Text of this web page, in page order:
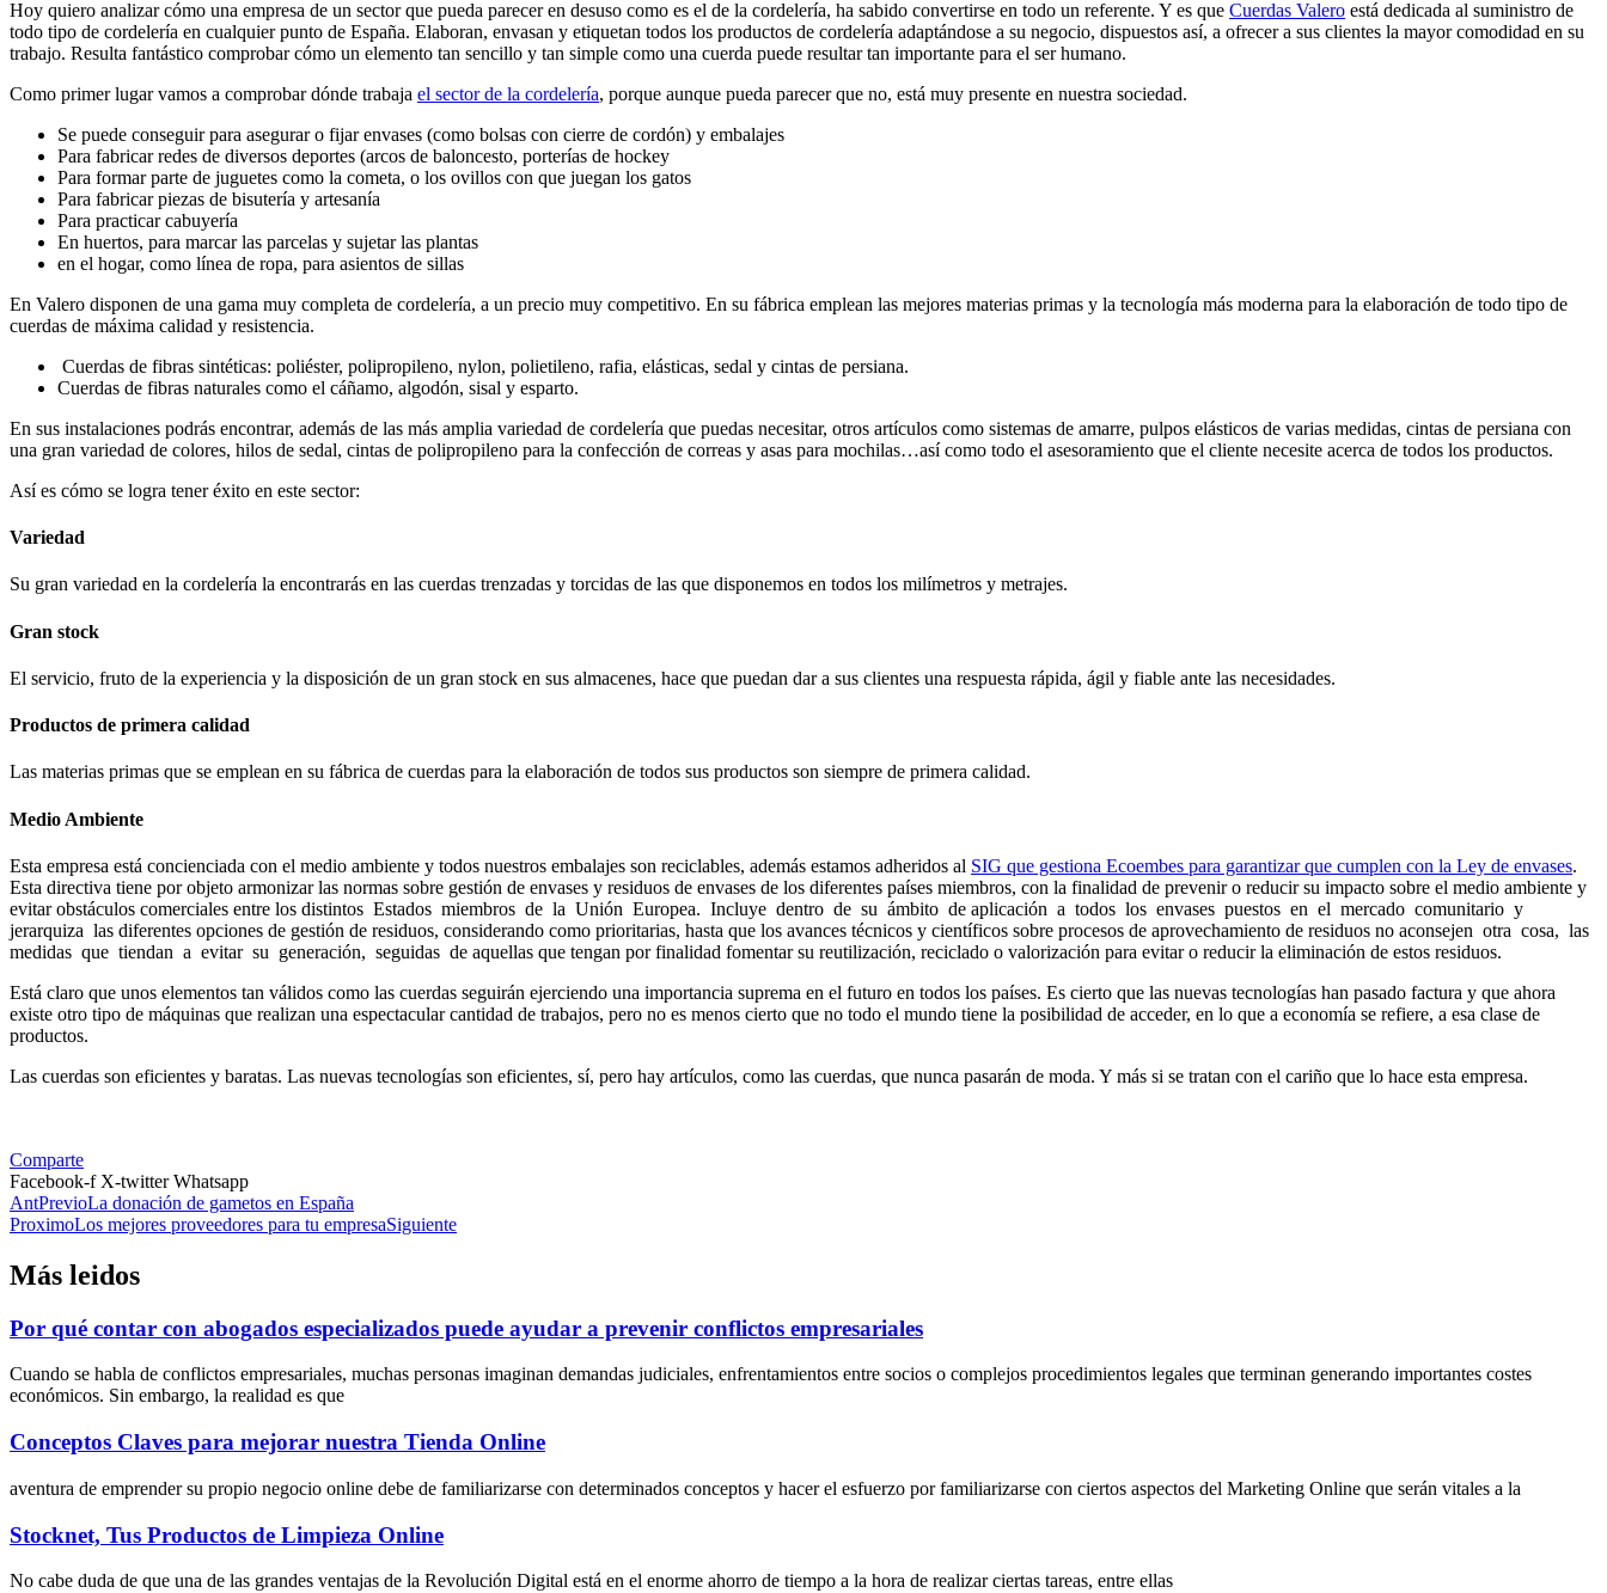
Hoy quiero analizar cómo una empresa de un sector que pueda parecer en desuso como es el de la cordelería, ha sabido convertirse en todo un referente. Y es que Cuerdas Valero está dedicada al suministro de
todo tipo de cordelería en cualquier punto de España. Elaboran, envasan y etiquetan todos los productos de cordelería adaptándose a su negocio, dispuestos así, a ofrecer a sus clientes la mayor comodidad en su
trabajo. Resulta fantástico comprobar cómo un elemento tan sencillo y tan simple como una cuerda puede resultar tan importante para el ser humano.
Como primer lugar vamos a comprobar dónde trabaja el sector de la cordelería, porque aunque pueda parecer que no, está muy presente en nuestra sociedad.
Se puede conseguir para asegurar o fijar envases (como bolsas con cierre de cordón) y embalajes
Para fabricar redes de diversos deportes (arcos de baloncesto, porterías de hockey
Para formar parte de juguetes como la cometa, o los ovillos con que juegan los gatos
Para fabricar piezas de bisutería y artesanía
Para practicar cabuyería
En huertos, para marcar las parcelas y sujetar las plantas
en el hogar, como línea de ropa, para asientos de sillas
En Valero disponen de una gama muy completa de cordelería, a un precio muy competitivo. En su fábrica emplean las mejores materias primas y la tecnología más moderna para la elaboración de todo tipo de
cuerdas de máxima calidad y resistencia.
Cuerdas de fibras sintéticas: poliéster, polipropileno, nylon, polietileno, rafia, elásticas, sedal y cintas de persiana.
Cuerdas de fibras naturales como el cáñamo, algodón, sisal y esparto.
En sus instalaciones podrás encontrar, además de las más amplia variedad de cordelería que puedas necesitar, otros artículos como sistemas de amarre, pulpos elásticos de varias medidas, cintas de persiana con
una gran variedad de colores, hilos de sedal, cintas de polipropileno para la confección de correas y asas para mochilas…así como todo el asesoramiento que el cliente necesite acerca de todos los productos.
Así es cómo se logra tener éxito en este sector:
Variedad
Su gran variedad en la cordelería la encontrarás en las cuerdas trenzadas y torcidas de las que disponemos en todos los milímetros y metrajes.
Gran stock
El servicio, fruto de la experiencia y la disposición de un gran stock en sus almacenes, hace que puedan dar a sus clientes una respuesta rápida, ágil y fiable ante las necesidades.
Productos de primera calidad
Las materias primas que se emplean en su fábrica de cuerdas para la elaboración de todos sus productos son siempre de primera calidad.
Medio Ambiente
Esta empresa está concienciada con el medio ambiente y todos nuestros embalajes son reciclables, además estamos adheridos al SIG que gestiona Ecoembes para garantizar que cumplen con la Ley de envases.
Esta directiva tiene por objeto armonizar las normas sobre gestión de envases y residuos de envases de los diferentes países miembros, con la finalidad de prevenir o reducir su impacto sobre el medio ambiente y
evitar obstáculos comerciales entre los distintos Estados miembros de la Unión Europea. Incluye dentro de su ámbito de aplicación a todos los envases puestos en el mercado comunitario y
jerarquiza las diferentes opciones de gestión de residuos, considerando como prioritarias, hasta que los avances técnicos y científicos sobre procesos de aprovechamiento de residuos no aconsejen otra cosa, las
medidas que tiendan a evitar su generación, seguidas de aquellas que tengan por finalidad fomentar su reutilización, reciclado o valorización para evitar o reducir la eliminación de estos residuos.
Está claro que unos elementos tan válidos como las cuerdas seguirán ejerciendo una importancia suprema en el futuro en todos los países. Es cierto que las nuevas tecnologías han pasado factura y que ahora
existe otro tipo de máquinas que realizan una espectacular cantidad de trabajos, pero no es menos cierto que no todo el mundo tiene la posibilidad de acceder, en lo que a economía se refiere, a esa clase de
productos.
Las cuerdas son eficientes y baratas. Las nuevas tecnologías son eficientes, sí, pero hay artículos, como las cuerdas, que nunca pasarán de moda. Y más si se tratan con el cariño que lo hace esta empresa.
Comparte
Facebook-f X-twitter Whatsapp
AntPrevioLa donación de gametos en España
ProximoLos mejores proveedores para tu empresaSiguiente
Más leidos
Por qué contar con abogados especializados puede ayudar a prevenir conflictos empresariales
Cuando se habla de conflictos empresariales, muchas personas imaginan demandas judiciales, enfrentamientos entre socios o complejos procedimientos legales que terminan generando importantes costes
económicos. Sin embargo, la realidad es que
Conceptos Claves para mejorar nuestra Tienda Online
aventura de emprender su propio negocio online debe de familiarizarse con determinados conceptos y hacer el esfuerzo por familiarizarse con ciertos aspectos del Marketing Online que serán vitales a la
Stocknet, Tus Productos de Limpieza Online
No cabe duda de que una de las grandes ventajas de la Revolución Digital está en el enorme ahorro de tiempo a la hora de realizar ciertas tareas, entre ellas